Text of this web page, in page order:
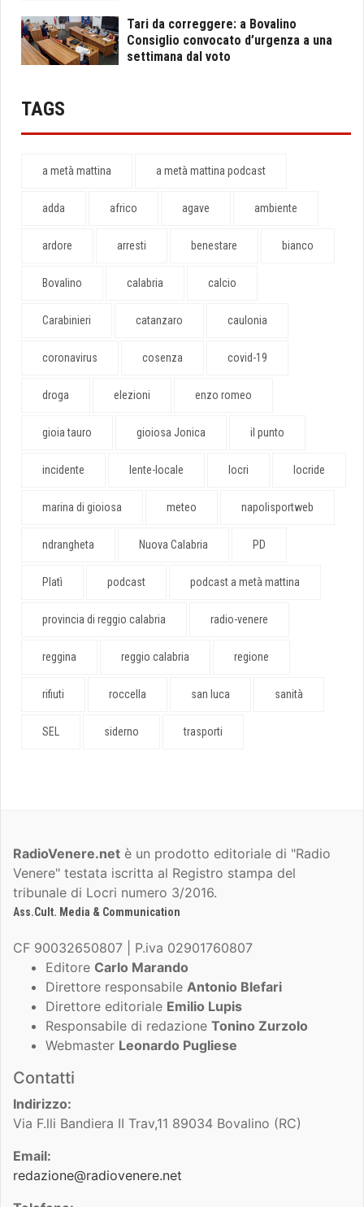
Tari da correggere: a Bovalino
Consiglio convocato d’urgenza a una
settimana dal voto
TAGS
a metà mattina a metà mattina podcast
adda africo agave ambiente
ardore arresti benestare bianco
Bovalino calabria calcio
Carabinieri catanzaro caulonia
coronavirus cosenza covid-19
droga elezioni enzo romeo
gioia tauro gioiosa Jonica il punto
incidente lente-locale locri locride
marina di gioiosa meteo napolisportweb
ndrangheta Nuova Calabria PD
Platì podcast podcast a metà mattina
provincia di reggio calabria radio-venere
reggina reggio calabria regione
rifiuti roccella san luca sanità
SEL siderno trasporti
RadioVenere.net è un prodotto editoriale di "Radio
Venere" testata iscritta al Registro stampa del
tribunale di Locri numero 3/2016.
Ass.Cult. Media & Communication
CF 90032650807 | P.iva 02901760807
Editore Carlo Marando
Direttore responsabile Antonio Blefari
Direttore editoriale Emilio Lupis
Responsabile di redazione Tonino Zurzolo
Webmaster Leonardo Pugliese
Contatti
Indirizzo:
Via F.lli Bandiera II Trav,11 89034 Bovalino (RC)
Email:
redazione@radiovenere.net